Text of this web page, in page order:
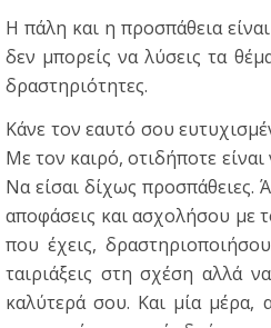
Η πάλη και η προσπάθεια
δεν μπορείς να λύσεις τα
δραστηριότητες.
Κάνε τον εαυτό σου
Με τον καιρό, οτιδήποτε είναι
Να είσαι δίχως προσπάθειες.
αποφάσεις και ασχολήσου με
που έχεις,
ταιριάξεις στη σχέση αλλά
καλύτερά σου. Και μία μέρα,